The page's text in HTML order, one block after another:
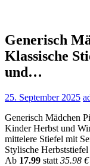
Generisch
Klassische
und…
25. September 2025
Generisch Mädchen
Kinder Herbst und
mittelere Stiefel mit
Stylische Herbststiefel
Аb 17.99 statt 35.98 €